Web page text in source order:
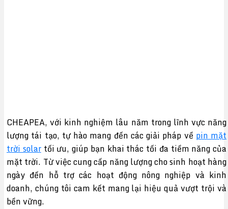
CHEAPEA, với kinh nghiệm lâu năm trong lĩnh vực năng
lượng tái tạo, tự hào mang đến các giải pháp vềpin mặt
trời solartối ưu, giúp bạn khai thác tối đa tiềm năng của
mặt trời. Từ việc cung cấp năng lượng cho sinh hoạt hàng
ngày đến hỗ trợ các hoạt động nông nghiệp và kinh
doanh, chúng tôi cam kết mang lại hiệu quả vượt trội và
bền vững.